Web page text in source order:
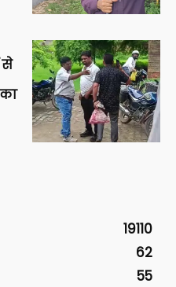
से
19110
62
55